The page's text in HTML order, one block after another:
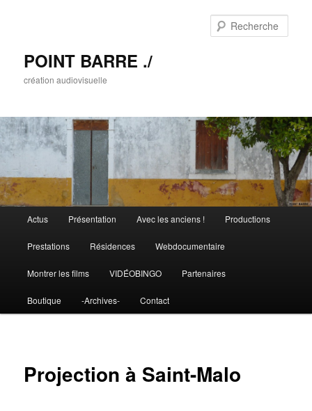
POINT BARRE ./
création audiovisuelle
Aller au contenu principal
Aller au contenu secondaire
Actus Présentation Avec les anciens ! Productions
Prestations Résidences Webdocumentaire
Montrer les films VIDÉOBINGO Partenaires
Boutique -Archives- Contact
Projection à Saint-Malo